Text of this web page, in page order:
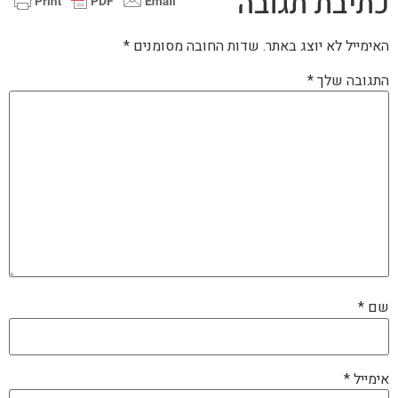
האימייל לא יוצג באתר. שדות החובה מסומנים *
התגובה שלך*
שם *
אימייל*